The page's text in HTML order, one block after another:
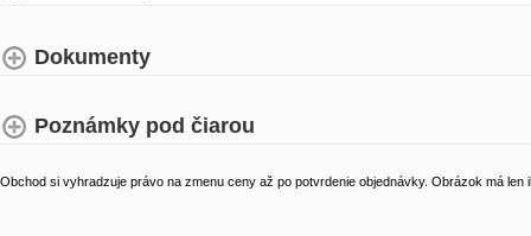
Dokumenty
Poznámky pod čiarou
Obchod si vyhradzuje právo na zmenu ceny až po potvrdenie objednávky. Obrázok má len